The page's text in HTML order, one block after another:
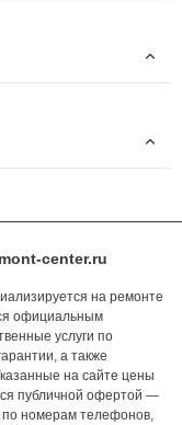
center.ru
на ремонте
официальным
услуги по
а также
на сайте цены
публичной офертой —
по номерам телефонов,